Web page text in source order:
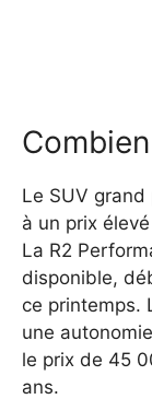
Le SUV
à un prix
La R2
disponible,
ce printemps.
une
le prix de 45
ans.